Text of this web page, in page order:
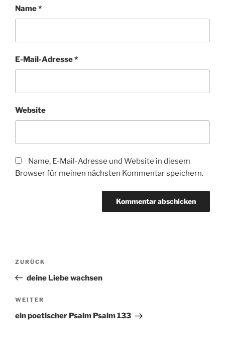
Name*
E-Mail-Adresse*
Website
Name, E-Mail-Adresse und Website in diesem
Browser für meinen nächsten Kommentar speichern.
Beitragsnavigation
Vorheriger
Beitrag
ZURÜCK
deine Liebe wachsen
Nächster
Beitrag
WEITER
ein poetischer Psalm Psalm 133